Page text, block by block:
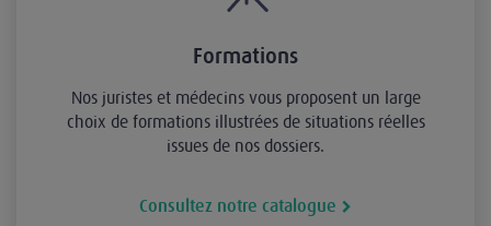
Formations
Nos juristes et médecins vous proposent un large
choix de formations illustrées de situations réelles
issues de nos dossiers.
Consultez notre catalogue